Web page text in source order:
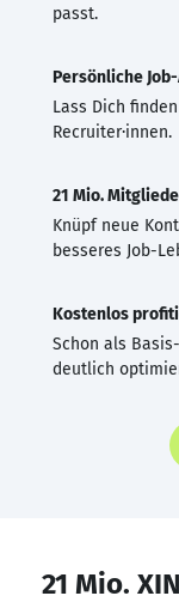
passt.
Persönliche
Lass Dich
Recruiter·innen.
21 Mio.
Knüpf neue
besseres Job-
Kostenlos
Schon als
deutlich
21 Mio.